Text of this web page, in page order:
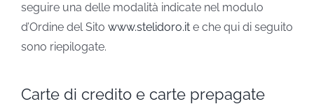
seguire una delle modalità indicate nel modulo
d’Ordine del Sito www.stelidoro.it e che qui di seguito
sono riepilogate.
Carte di credito e carte prepagate